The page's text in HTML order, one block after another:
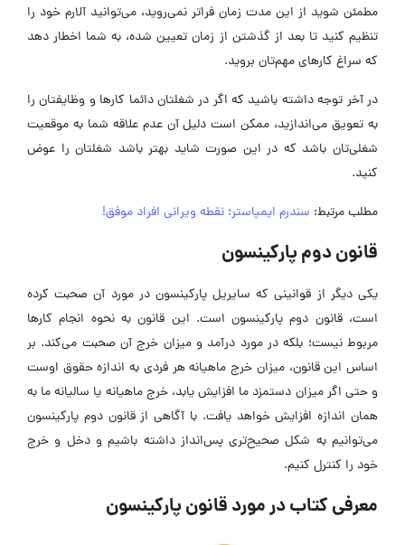
مطمئن شوید از این مدت زمان فراتر نمی‌روید، می‌توانید آلارم خود را
تنظیم کنید تا بعد از گذشتن از زمان تعیین شده، به شما اخطار دهد
که سراغ کارهای مهم‌تان بروید.
در آخر توجه داشته باشید که اگر در شغلتان دائما کارها و وظایفتان را
به تعویق می‌اندازید، ممکن است دلیل آن عدم علاقه شما به موقعیت
شغلی‌تان باشد که در این صورت شاید بهتر باشد شغلتان را عوض
کنید.
مطلب مرتبط: سندرم ایمپاستر؛ نقطه ویرانی افراد موفق!
قانون دوم پارکینسون
یکی دیگر از قوانینی که سایریل پارکینسون در مورد آن صحبت کرده
است، قانون دوم پارکینسون است. این قانون به نحوه انجام کارها
مربوط نیست؛ بلکه در مورد درآمد و میزان خرج آن صحبت می‌کند. بر
اساس این قانون، میزان خرج ماهیانه هر فردی به اندازه حقوق اوست
و حتی اگر میزان دستمزد ما افزایش یابد، خرج ماهیانه یا سالیانه ما به
همان اندازه افزایش خواهد یافت. با آگاهی از قانون دوم پارکینسون
می‌توانیم به شکل صحیح‌تری پس‌انداز داشته باشیم و دخل و خرج
خود را کنترل کنیم.
معرفی کتاب در مورد قانون پارکینسون